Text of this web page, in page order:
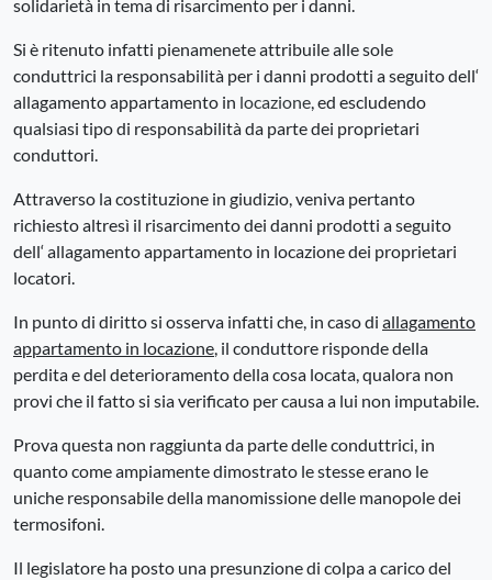
solidarietà in tema di risarcimento per i danni.
Si è ritenuto infatti pienamenete attribuile alle sole
conduttrici la responsabilità per i danni prodotti a seguito dell‘
allagamento appartamento in locazione, ed escludendo
qualsiasi tipo di responsabilità da parte dei proprietari
conduttori.
Attraverso la costituzione in giudizio, veniva pertanto
richiesto altresì il risarcimento dei danni prodotti a seguito
dell‘ allagamento appartamento in locazione dei proprietari
locatori.
In punto di diritto si osserva infatti che, in caso di allagamento
appartamento in locazione, il conduttore risponde della
perdita e del deterioramento della cosa locata, qualora non
provi che il fatto si sia verificato per causa a lui non imputabile.
Prova questa non raggiunta da parte delle conduttrici, in
quanto come ampiamente dimostrato le stesse erano le
uniche responsabile della manomissione delle manopole dei
termosifoni.
Il legislatore ha posto una presunzione di colpa a carico del